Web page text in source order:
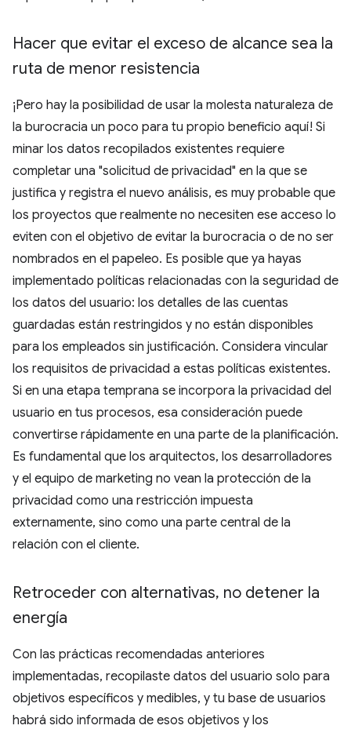
Hacer que evitar el exceso de alcance sea la
ruta de menor resistencia
¡Pero hay la posibilidad de usar la molesta naturaleza de
la burocracia un poco para tu propio beneficio aquí! Si
minar los datos recopilados existentes requiere
completar una "solicitud de privacidad" en la que se
justifica y registra el nuevo análisis, es muy probable que
los proyectos que realmente no necesiten ese acceso lo
eviten con el objetivo de evitar la burocracia o de no ser
nombrados en el papeleo. Es posible que ya hayas
implementado políticas relacionadas con la seguridad de
los datos del usuario: los detalles de las cuentas
guardadas están restringidos y no están disponibles
para los empleados sin justificación. Considera vincular
los requisitos de privacidad a estas políticas existentes.
Si en una etapa temprana se incorpora la privacidad del
usuario en tus procesos, esa consideración puede
convertirse rápidamente en una parte de la planificación.
Es fundamental que los arquitectos, los desarrolladores
y el equipo de marketing no vean la protección de la
privacidad como una restricción impuesta
externamente, sino como una parte central de la
relación con el cliente.
Retroceder con alternativas, no detener la
energía
Con las prácticas recomendadas anteriores
implementadas, recopilaste datos del usuario solo para
objetivos específicos y medibles, y tu base de usuarios
habrá sido informada de esos objetivos y los